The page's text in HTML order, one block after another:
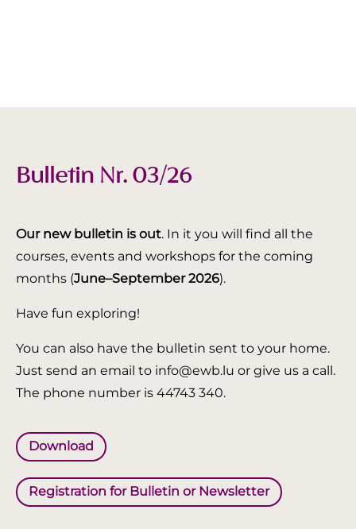
Bulletin Nr. 03/26
Our new bulletin is out. In it you will find all the
courses, events and workshops for the coming
months (June–September 2026).
Have fun exploring!
You can also have the bulletin sent to your home.
Just send an email to info@ewb.lu or give us a call.
The phone number is 44743 340.
Download
Registration for Bulletin or Newsletter